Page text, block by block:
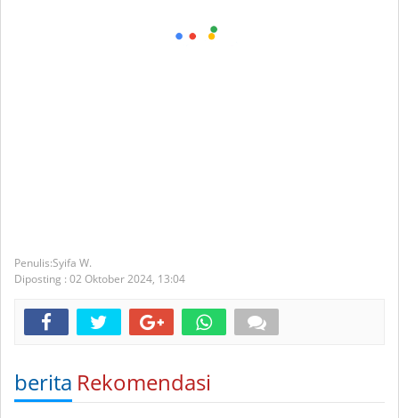
Syifa W.
Diposting : 02 Oktober 2024, 13:04
berita Rekomendasi